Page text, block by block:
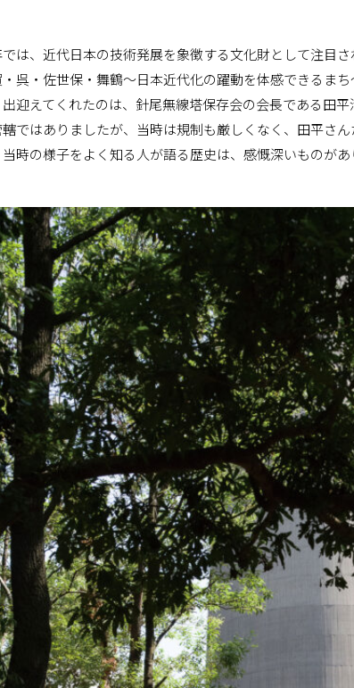
は、近代日本の技術発展を象徴する文化財として注目
呉・佐世保・舞鶴〜日本近代化の躍動を体感できるま
迎えてくれたのは、針尾無線塔保存会の会長である田
ではありましたが、当時は規制も厳しくなく、田平さ
時の様子をよく知る人が語る歴史は、感慨深いものがあ